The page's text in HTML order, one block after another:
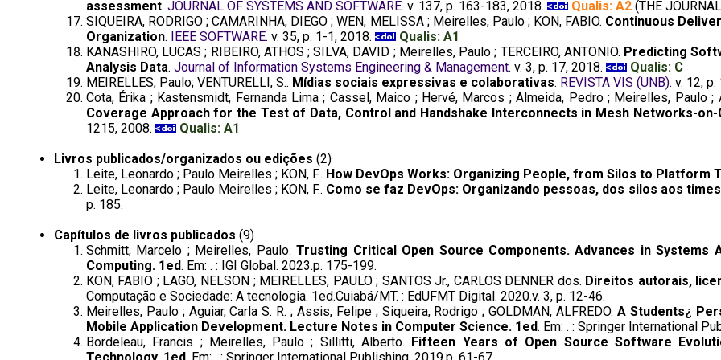
assessment. JOURNAL OF SYSTEMS AND SOFTWARE. v. 137, p. 163-183, 2018. Qualis: A2(THE
SIQUEIRA, RODRIGO ; CAMARINHA, DIEGO ; WEN, MELISSA ; Meirelles, Paulo ; KON, FABIO. Continuous
Organization. IEEE SOFTWARE. v. 35, p. 1-1, 2018.
Qualis: A1
KANASHIRO, LUCAS ; RIBEIRO, ATHOS ; SILVA, DAVID ; Meirelles, Paulo ; TERCEIRO, ANTONIO. Predicting
Analysis Data. Journal of Information Systems Engineering & Management. v. 3, p. 17, 2018.
Qualis: C
MEIRELLES, Paulo; VENTURELLI, S.. Mídias sociais expressivas e colaborativas. REVISTA VIS (UNB). v. 12,
Cota, Érika ; Kastensmidt, Fernanda Lima ; Cassel, Maico ; Hervé, Marcos ; Almeida, Pedro ; Meirelles, Paulo ;
Coverage Approach for the Test of Data, Control and Handshake Interconnects in Mesh Networks-on-
1215, 2008.
Qualis: A1
Livros publicados/organizados ou edições (2)
Leite, Leonardo ; Paulo Meirelles ; KON, F.. How DevOps Works: Organizing People, from Silos to Platform
Leite, Leonardo ; Paulo Meirelles ; KON, F.. Como se faz DevOps: Organizando pessoas, dos silos aos
p. 185.
Capítulos de livros publicados (9)
Schmitt, Marcelo ; Meirelles, Paulo.Trusting Critical Open Source Components. Advances in Systems
Computing. 1ed. Em: . : IGI Global. 2023.p. 175-199.
KON, FABIO ; LAGO, NELSON ; MEIRELLES, PAULO ; SANTOS Jr., CARLOS DENNER dos. Direitos autorais,
Computação e Sociedade: A tecnologia. 1ed.Cuiabá/MT. : EdUFMT Digital. 2020.v. 3, p. 12-46.
Meirelles, Paulo ; Aguiar, Carla S. R. ; Assis, Felipe ; Siqueira, Rodrigo ; GOLDMAN, ALFREDO.A Students¿
Mobile Application Development. Lecture Notes in Computer Science. 1ed. Em: . : Springer International
Bordeleau, Francis ; Meirelles, Paulo ; Sillitti, Alberto.
Fifteen Years of Open Source Software